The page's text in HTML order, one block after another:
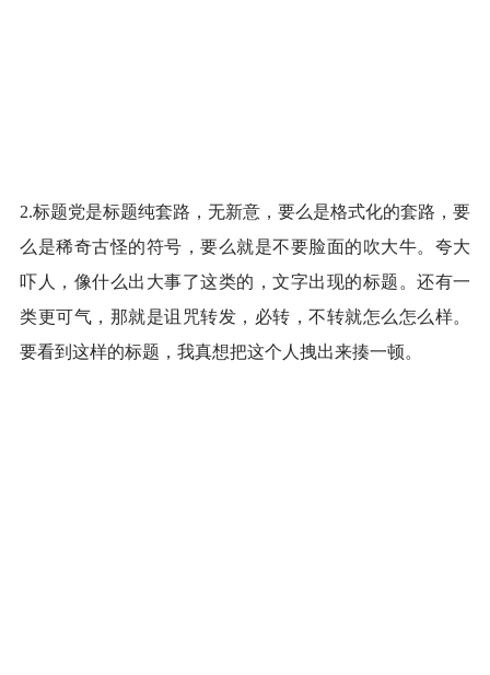
2.标题党是标题纯套路，无新意，要么是格式化的套路，要
么是稀奇古怪的符号，要么就是不要脸面的吹大牛。夸大
吓人，像什么出大事了这类的，文字出现的标题。还有一
类更可气，那就是诅咒转发，必转，不转就怎么怎么样。
要看到这样的标题，我真想把这个人拽出来揍一顿。